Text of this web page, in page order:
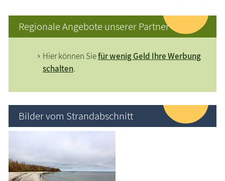
Regionale Angebote unserer Partner
Hier können Siefür wenig Geld Ihre Werbung
schalten.
Bilder vom Strandabschnitt